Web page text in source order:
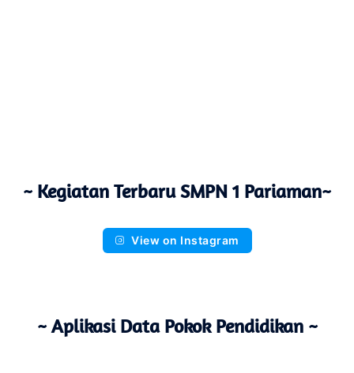
~ Kegiatan Terbaru SMPN 1 Pariaman~
View on Instagram
~ Aplikasi Data Pokok Pendidikan ~